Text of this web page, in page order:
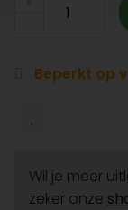
Beperkt op
Wil je meer
zeker onze